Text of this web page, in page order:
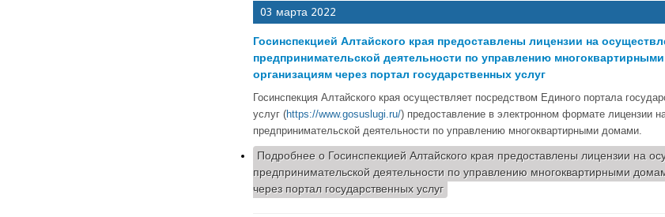
03 марта 2022
Госинспекцией Алтайского края предоставлены лицензии на
предпринимательской деятельности по управлению
организациям через портал государственных услуг
Госинспекция Алтайского края осуществляет посредством Единого портала
услуг (https://www.gosuslugi.ru/) предоставление в электронном формате лицензии
предпринимательской деятельности по управлению многоквартирными домами.
Подробнее о Госинспекцией Алтайского края предоставлены лицензии на
предпринимательской деятельности по управлению многоквартирными
через портал государственных услуг